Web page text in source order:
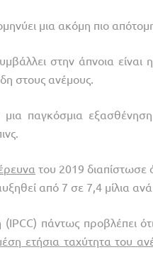
μια ακόμη πιο
στην άπνοια είναι
στους ανέμους.
παγκόσμια
του 2019 διαπίστωσε
από 7 σε 7,4 μίλια
πάντως προβλέπει
ετήσια ταχύτητα του